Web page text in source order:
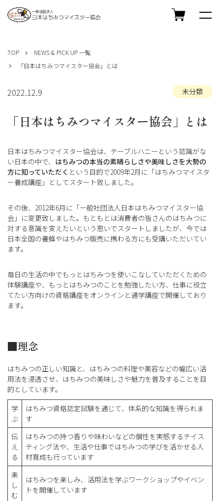
TOP
NEWS & PICK UP 一覧
「日本はちみつマイスター協会」とは
2022.12.9 未分類
「日本はちみつマイスター協会」とは
日本はちみつマイスター協会は、テーブルハニーという認識がな
い日本の中で、 はちみつの本当の素晴らしさや美味しさを大勢の
方に知っていただく という目的で2009年2月に「はちみつマイスタ
ー養成講座」としてスタート致しました。
その後、2012年6月に「一般社団法人日本はちみつマイスター協
会」に変更致しました。もともとは消費者の皆さんのはちみつに
対する意識を変えたいという思いでスタートしましたが、今では
日本全国の養蜂やはちみつ販売に携わる方にも受講いただいてい
ます。
毎日の生活の中でもっとはちみつを使いこなしていただくための
体験講座や、もっとはちみつのことを勉強したい方、仕事に役立
てたい方向けの資格講座をオンラインと通学講座で開催しており
ます。
■理念
はちみつの正しい知識と、はちみつの料理や美容などの幅広い活
用法を浸透させ、はちみつの美味しさや魅力を普及することを目
的としています。
学
ぶ
はちみつ資格認定試験を通じて、体系的な知識を得られま
す
伝
え
る
はちみつの持つ香りや味わいなどの個性を実感するテイス
ティング法や、生活や仕事ではちみつの学びを活かせる人
材育成も行っています
楽
し
む
はちみつを楽しみ、活用法を学ぶワークショップやイベン
トを開催しています